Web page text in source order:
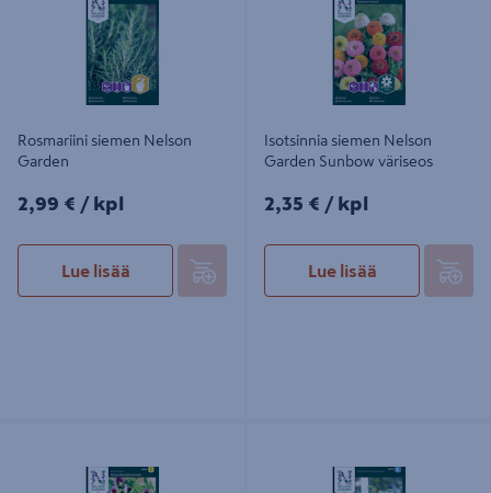
Rosmariini siemen Nelson
Garden
2,99€/kpl
2,99 € / kpl
Lue lisää
Isotsinnia siemen Nelson
Garden Sunbow väriseos
2,35€/kpl
2,35 € / kpl
Lue lisää